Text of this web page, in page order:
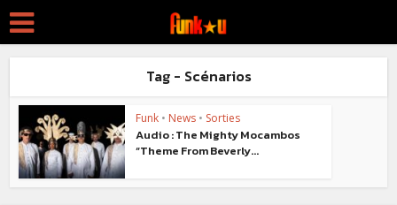
Tag - Scénarios
Funk • News • Sorties
Audio : The Mighty Mocambos
“Theme From Beverly...